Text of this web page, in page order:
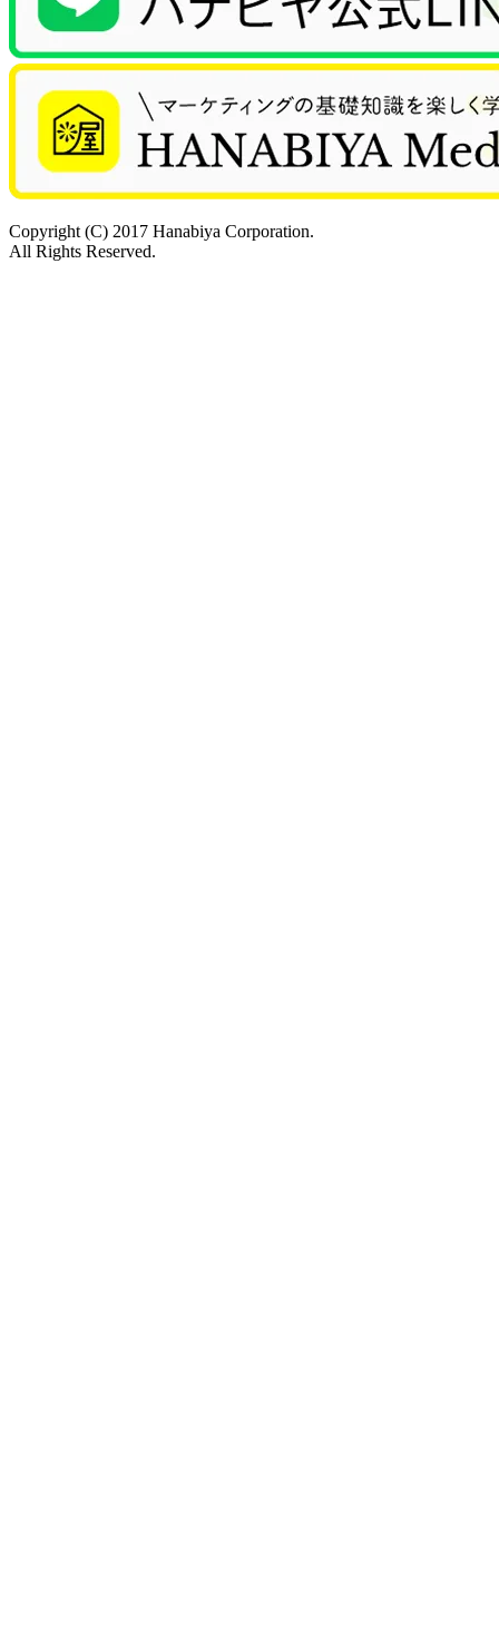
Copyright (C) 2017 Hanabiya Corporation.
All Rights Reserved.